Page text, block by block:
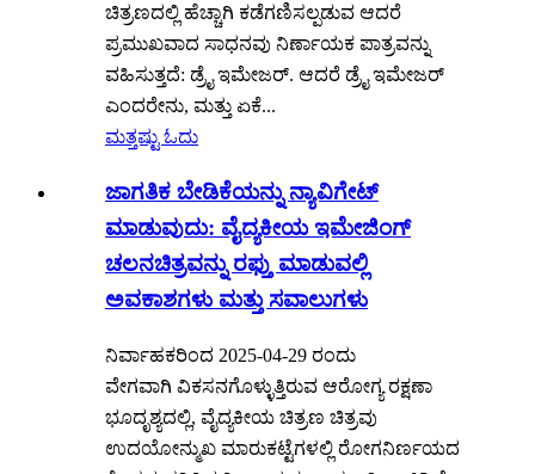
ಚಿತ್ರಣದಲ್ಲಿ ಹೆಚ್ಚಾಗಿ ಕಡೆಗಣಿಸಲ್ಪಡುವ ಆದರೆ
ಪ್ರಮುಖವಾದ ಸಾಧನವು ನಿರ್ಣಾಯಕ ಪಾತ್ರವನ್ನು
ವಹಿಸುತ್ತದೆ: ಡ್ರೈ ಇಮೇಜರ್. ಆದರೆ ಡ್ರೈ ಇಮೇಜರ್
ಎಂದರೇನು, ಮತ್ತು ಏಕೆ...
ಮತ್ತಷ್ಟು ಓದು
ಜಾಗತಿಕ ಬೇಡಿಕೆಯನ್ನು ನ್ಯಾವಿಗೇಟ್
ಮಾಡುವುದು: ವೈದ್ಯಕೀಯ ಇಮೇಜಿಂಗ್
ಚಲನಚಿತ್ರವನ್ನು ರಫ್ತು ಮಾಡುವಲ್ಲಿ
ಅವಕಾಶಗಳು ಮತ್ತು ಸವಾಲುಗಳು
ನಿರ್ವಾಹಕರಿಂದ 2025-04-29 ರಂದು
ವೇಗವಾಗಿ ವಿಕಸನಗೊಳ್ಳುತ್ತಿರುವ ಆರೋಗ್ಯ ರಕ್ಷಣಾ
ಭೂದೃಶ್ಯದಲ್ಲಿ, ವೈದ್ಯಕೀಯ ಚಿತ್ರಣ ಚಿತ್ರವು
ಉದಯೋನ್ಮುಖ ಮಾರುಕಟ್ಟೆಗಳಲ್ಲಿ ರೋಗನಿರ್ಣಯದ